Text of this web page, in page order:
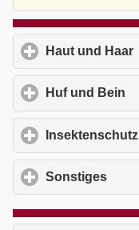
Haut und Haar
Huf und Bein
Insektenschutz
Sonstiges